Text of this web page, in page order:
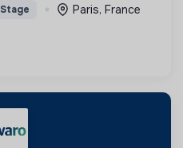
et participe à la
dans la société
Stage
Paris, France